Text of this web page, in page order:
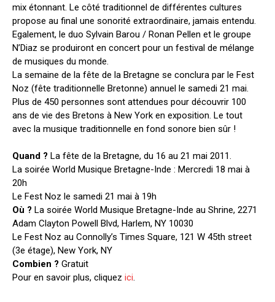
mix étonnant. Le côté traditionnel de différentes cultures
propose au final une sonorité extraordinaire, jamais entendu.
Egalement, le duo Sylvain Barou / Ronan Pellen et le groupe
N’Diaz se produiront en concert pour un festival de mélange
de musiques du monde.
La semaine de la fête de la Bretagne se conclura par le Fest
Noz (fête traditionnelle Bretonne) annuel le samedi 21 mai.
Plus de 450 personnes sont attendues pour découvrir 100
ans de vie des Bretons à New York en exposition. Le tout
avec la musique traditionnelle en fond sonore bien sûr !
Quand ? La fête de la Bretagne, du 16 au 21 mai 2011.
La soirée World Musique Bretagne-Inde : Mercredi 18 mai à
20h
Le Fest Noz le samedi 21 mai à 19h
Où ? La soirée World Musique Bretagne-Inde au Shrine, 2271
Adam Clayton Powell Blvd, Harlem, NY 10030
Le Fest Noz au Connolly’s Times Square, 121 W 45th street
(3e étage), New York, NY
Combien ? Gratuit
Pour en savoir plus, cliquez ici.